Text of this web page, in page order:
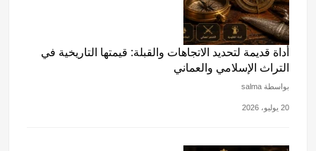
أداة قديمة لتحديد الاتجاهات والقبلة: قيمتها التاريخية في
التراث الإسلامي والعماني
بواسطة salma
20 يوليو، 2026